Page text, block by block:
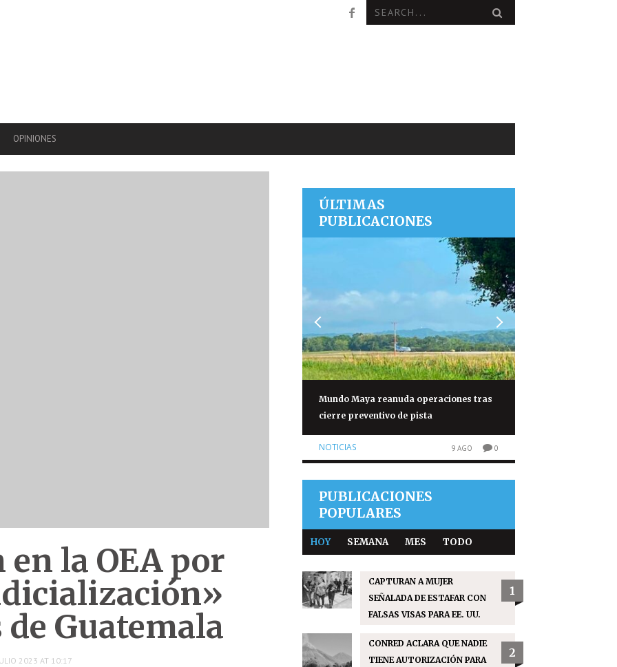
OPINIONES
la OEA por
Guatemala
2023 AT 10:17
ÚLTIMAS
PUBLICACIONES
Mundo Maya reanuda operaciones tras
cierre preventivo de pista
NOTICIAS 9 AGO 0
PUBLICACIONES
POPULARES
HOY SEMANA MES TODO
CAPTURAN A MUJER
SEÑALADA DE ESTAFAR CON
FALSAS VISAS PARA EE. UU.
1
CONRED ACLARA QUE NADIE
TIENE AUTORIZACIÓN PARA
2